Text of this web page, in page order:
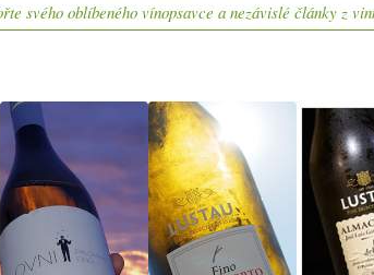
svého oblíbeného vínopsavce a nezávislé články z